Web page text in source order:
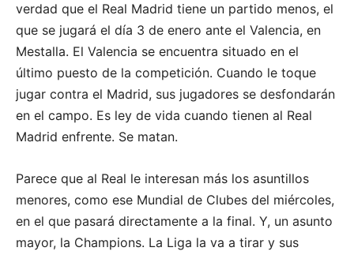
verdad que el Real Madrid tiene un partido menos, el
que se jugará el día 3 de enero ante el Valencia, en
Mestalla. El Valencia se encuentra situado en el
último puesto de la competición. Cuando le toque
jugar contra el Madrid, sus jugadores se desfondarán
en el campo. Es ley de vida cuando tienen al Real
Madrid enfrente. Se matan.
Parece que al Real le interesan más los asuntillos
menores, como ese Mundial de Clubes del miércoles,
en el que pasará directamente a la final. Y, un asunto
mayor, la Champions. La Liga la va a tirar y sus